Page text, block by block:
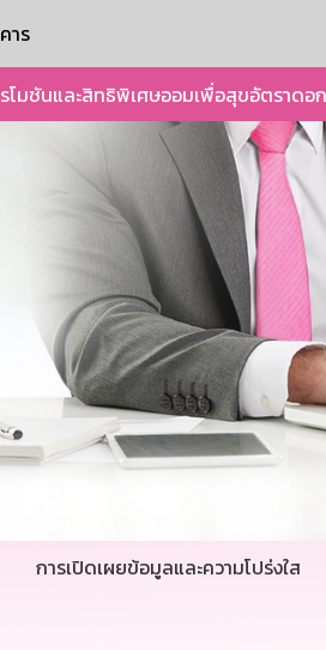
าร
โมชันและสิทธิพิเศษออมเพื่อสุขอัตราดอ
การเปิดเผยข้อมูลและความโปร่งใส